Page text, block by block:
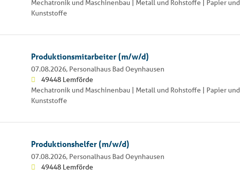
Mechatronik und Maschinenbau | Metall und Rohstoffe | Papier und
Kunststoffe
Produktionsmitarbeiter (m/w/d)
07.08.2026, Personalhaus Bad Oeynhausen
49448 Lemförde
Mechatronik und Maschinenbau | Metall und Rohstoffe | Papier und
Kunststoffe
Produktionshelfer (m/w/d)
07.08.2026, Personalhaus Bad Oeynhausen
49448 Lemförde